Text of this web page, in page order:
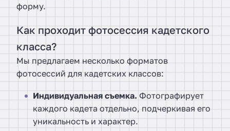
форму.
Как проходит фотосессия кадетского
класса?
Мы предлагаем несколько форматов
фотосессий для кадетских классов:
Индивидуальная съемка. Фотографирует
каждого кадета отдельно, подчеркивая его
уникальность и характер.